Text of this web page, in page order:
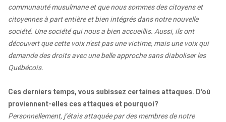
communauté musulmane et que nous sommes des citoyens et
citoyennes à part entière et bien intégrés dans notre nouvelle
société. Une société qui nous a bien accueillis. Aussi, ils ont
découvert que cette voix n'est pas une victime, mais une voix qui
demande des droits avec une belle approche sans diaboliser les
Québécois.
Ces derniers temps, vous subissez certaines attaques. D'où
proviennent-elles ces attaques et pourquoi?
Personnellement, j’étais attaquée par des membres de notre